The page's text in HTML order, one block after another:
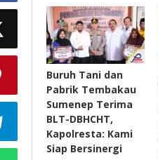
Buruh Tani dan
Pabrik Tembakau
Sumenep Terima
BLT-DBHCHT,
Kapolresta: Kami
Siap Bersinergi